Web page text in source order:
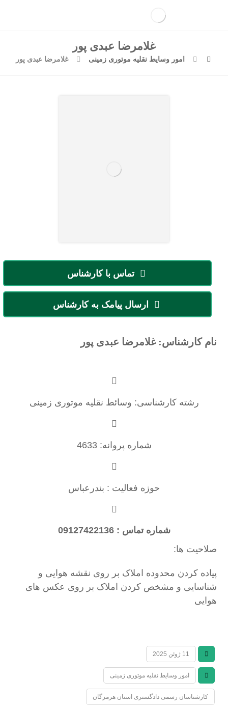
غلامرضا عبدی پور
امور وسایط نقلیه موتوری زمینی غلامرضا عبدی پور
تماس با کارشناس
ارسال پیامک به کارشناس
نام کارشناس: غلامرضا عبدی پور
رشته کارشناسی: وسائط نقلیه موتوری زمینی
شماره پروانه: 4633
حوزه فعالیت : بندرعباس
شماره تماس : 09127422136
صلاحیت ها:
پیاده کردن محدوده املاک بر روی نقشه هوایی و
شناسایی و مشخص کردن املاک بر روی عکس های
هوایی
11 ژوئن 2025
امور وسایط نقلیه موتوری زمینی
کارشناسان رسمی دادگستری استان هرمزگان